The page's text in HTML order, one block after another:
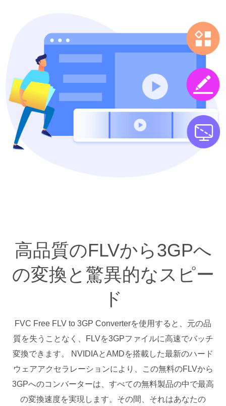
高品質のFLVから3GPへ
の変換と驚異的なスピー
ド
FVC Free FLV to 3GP Converterを使用すると、元の品
質を失うことなく、FLVを3GPファイルに高速でバッチ
変換できます。 NVIDIAとAMDを搭載した最新のハード
ウェアアクセラレーションにより、この無料のFLVから
3GPへのコンバーターは、すべての無料製品の中で最高
の変換速度を実現します。その間、それはあなたの